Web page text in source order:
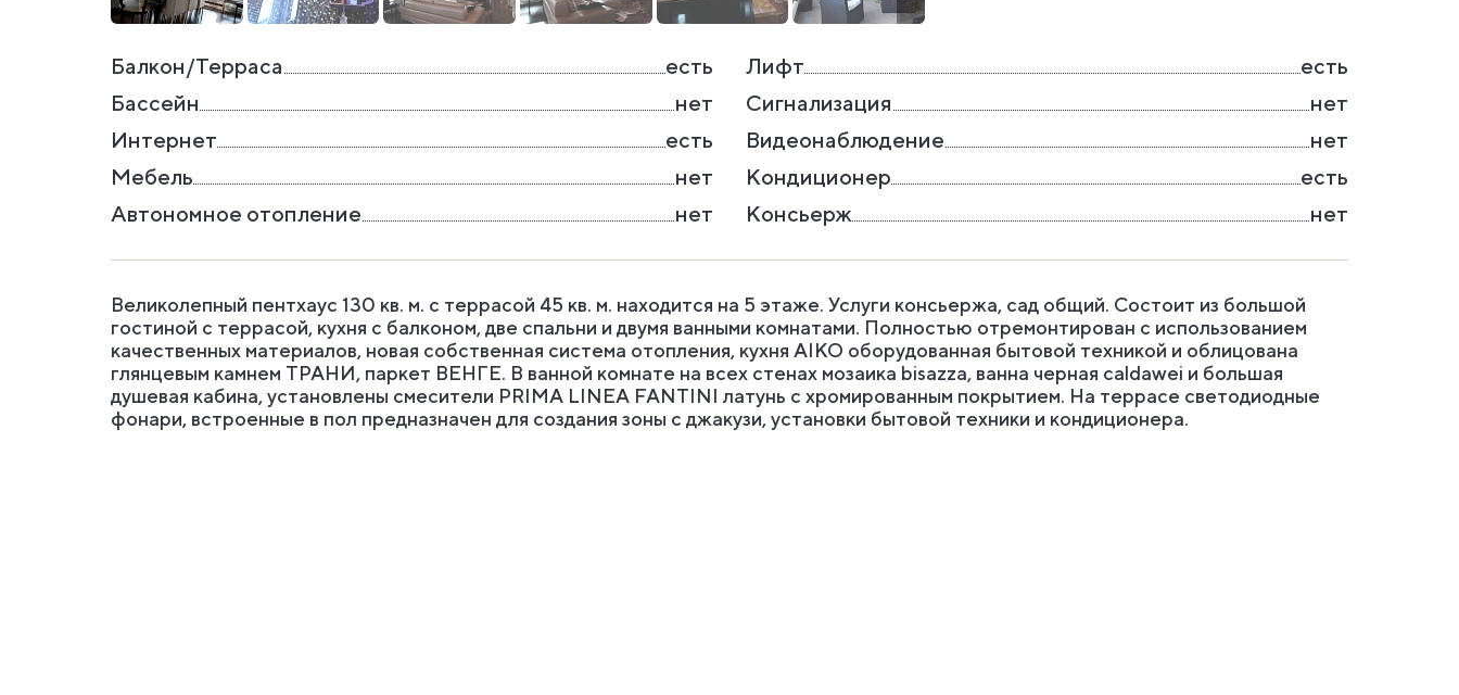
Балкон/Терраса есть Лифт
есть
Бассейн
нет Сигнализация
нет
Интернет
есть Видеонаблюдение
нет
Мебель
нет Кондиционер
есть
Автономное отопление
нет Консьерж нет
Великолепный пентхаус 130 кв. м. с террасой 45 кв. м. находится на 5 этаже. Услуги консьержа, сад общий. Состоит из большой
гостиной с террасой, кухня с балконом, две спальни и двумя ванными комнатами. Полностью отремонтирован с использованием
качественных материалов, новая собственная система отопления, кухня AIKO оборудованная бытовой техникой и облицована
глянцевым камнем ТРАНИ, паркет ВЕНГЕ. В ванной комнате на всех стенах мозаика bisazza, ванна черная caldawei и большая
душевая кабина, установлены смесители PRIMA LINEA FANTINI латунь с хромированным покрытием. На террасе светодиодные
фонари, встроенные в пол предназначен для создания зоны с джакузи, установки бытовой техники и кондиционера.